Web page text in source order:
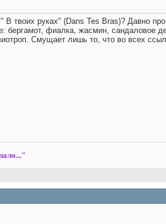
твоих руках" (Dans Tes Bras)? Давно
бергамот, фиалка, жасмин, сандаловое
Смущает лишь то, что во всех